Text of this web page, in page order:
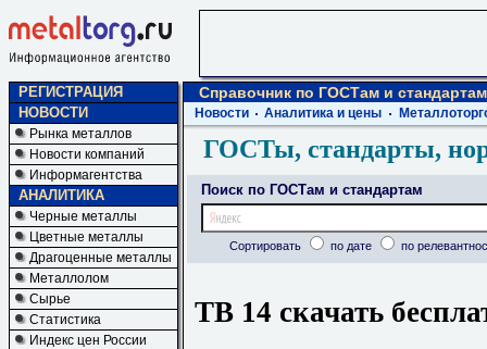
РЕГИСТРАЦИЯ
НОВОСТИ
Рынка металлов
Новости компаний
Информагентства
АНАЛИТИКА
Черные металлы
Цветные металлы
Драгоценные металлы
Металлолом
Сырье
Статистика
Индекс цен России
Справочник по ГОСТам и стандартам
Новости Аналитика и цены
ГОСТы, стандарты,
Поиск по ГОСТам и стандартам
Сортировать по дате по
ТВ 14 скачать